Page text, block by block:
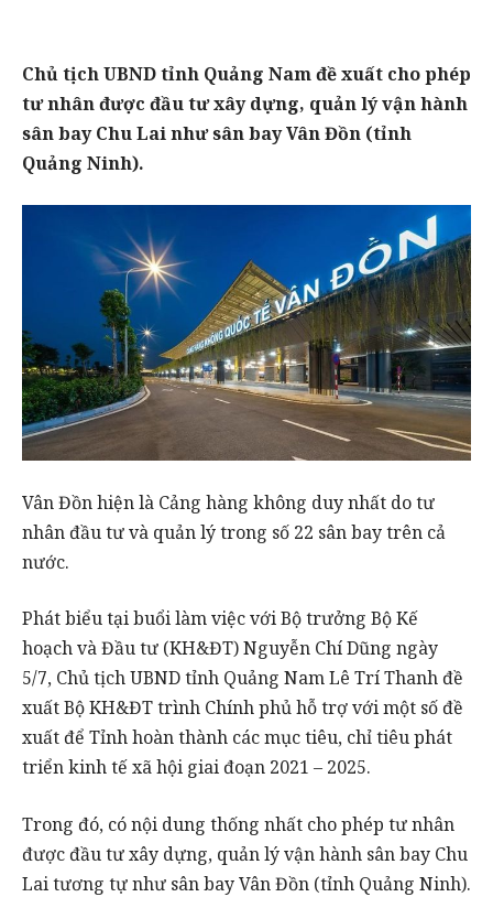
Chủ tịch UBND tỉnh Quảng Nam đề xuất cho phép
tư nhân được đầu tư xây dựng, quản lý vận hành
sân bay Chu Lai như sân bay Vân Đồn (tỉnh
Quảng Ninh).
Vân Đồn hiện là Cảng hàng không duy nhất do tư
nhân đầu tư và quản lý trong số 22 sân bay trên cả
nước.
Phát biểu tại buổi làm việc với Bộ trưởng Bộ Kế
hoạch và Đầu tư (KH&ĐT) Nguyễn Chí Dũng ngày
5/7, Chủ tịch UBND tỉnh Quảng Nam Lê Trí Thanh đề
xuất Bộ KH&ĐT trình Chính phủ hỗ trợ với một số đề
xuất để Tỉnh hoàn thành các mục tiêu, chỉ tiêu phát
triển kinh tế xã hội giai đoạn 2021 – 2025.
Trong đó, có nội dung thống nhất cho phép tư nhân
được đầu tư xây dựng, quản lý vận hành sân bay Chu
Lai tương tự như sân bay Vân Đồn (tỉnh Quảng Ninh).